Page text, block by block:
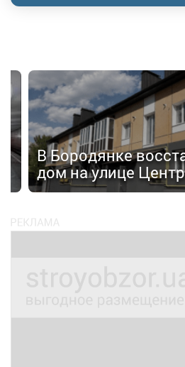
В Бородянке
дом на улице